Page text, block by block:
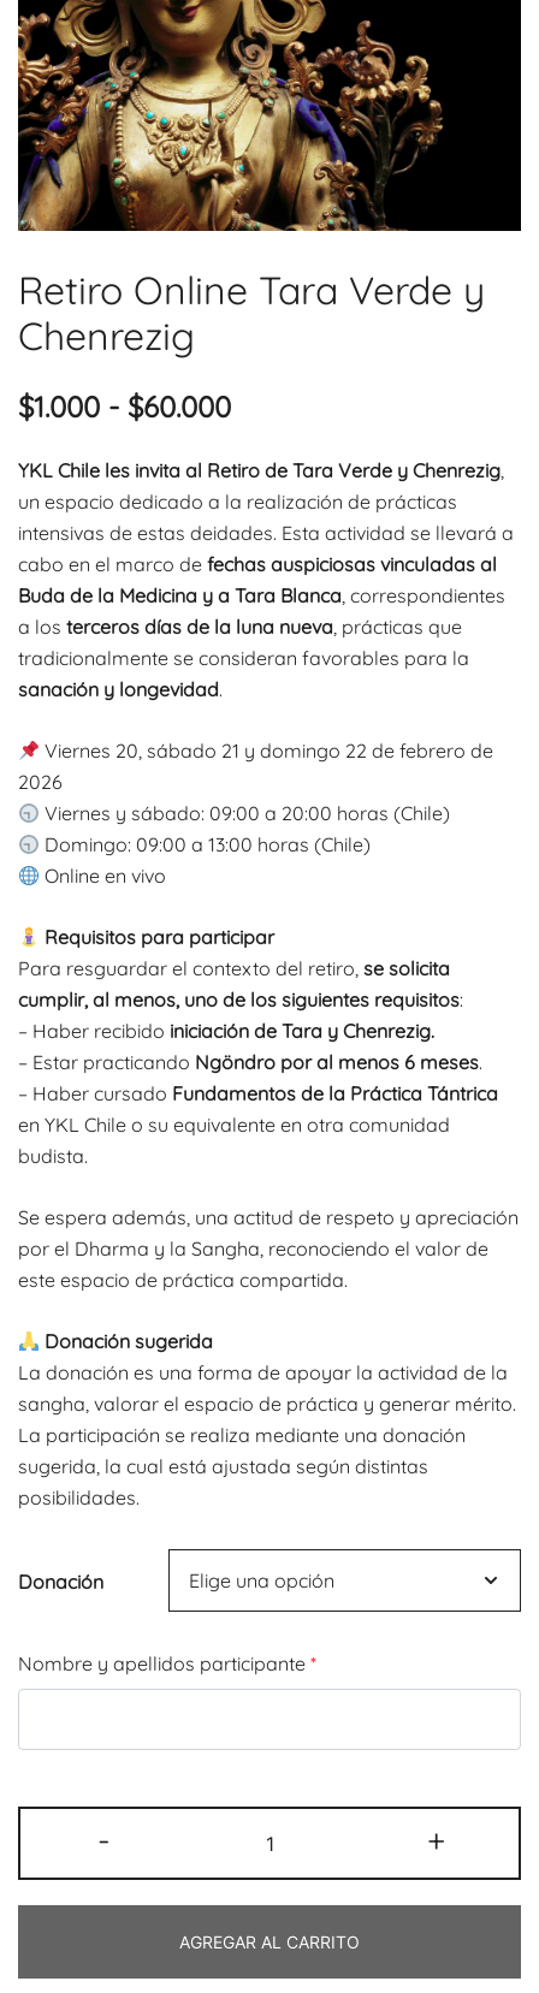
Retiro Online Tara Verde y
Chenrezig
$1.000 - $60.000Rango
de
precios:
desde
$1.000
hasta
YKL Chile les invita al Retiro de Tara Verde y Chenrezig,
un espacio dedicado a la realización de prácticas
intensivas de estas deidades. Esta actividad se llevará a
cabo en el marco de fechas auspiciosas vinculadas al
Buda de la Medicina y a Tara Blanca, correspondientes
a los terceros días de la luna nueva, prácticas que
tradicionalmente se consideran favorables para la
sanación y longevidad.
Viernes 20, sábado 21 y domingo 22 de febrero de
2026
Viernes y sábado: 09:00 a 20:00 horas (Chile)
Domingo: 09:00 a 13:00 horas (Chile)
Online en vivo
Requisitos para participar
Para resguardar el contexto del retiro, se solicita
cumplir, al menos, uno de los siguientes requisitos:
– Haber recibido iniciación de Tara y Chenrezig.
– Estar practicando Ngöndro por al menos 6 meses.
– Haber cursado Fundamentos de la Práctica Tántrica
en YKL Chile o su equivalente en otra comunidad
budista.
Se espera además, una actitud de respeto y apreciación
por el Dharma y la Sangha, reconociendo el valor de
este espacio de práctica compartida.
Donación sugerida
La donación es una forma de apoyar la actividad de la
sangha, valorar el espacio de práctica y generar mérito.
La participación se realiza mediante una donación
sugerida, la cual está ajustada según distintas
posibilidades.
Donación
Nombre y apellidos participante *
-
Online
Tara
y
Chenrezig
+
AGREGAR AL CARRITO